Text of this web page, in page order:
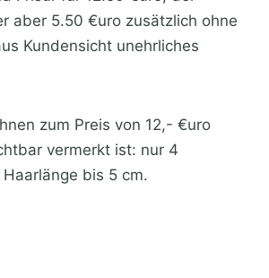
aber 5.50 €uro zusätzlich ohne
Kundensicht unehrliches
zum Preis von 12,- €uro
vermerkt ist: nur 4
bis 5 cm.